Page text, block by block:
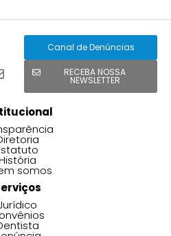
Canal de Denúncias
RECEBA NOSSA
NEWSLETTER
somos